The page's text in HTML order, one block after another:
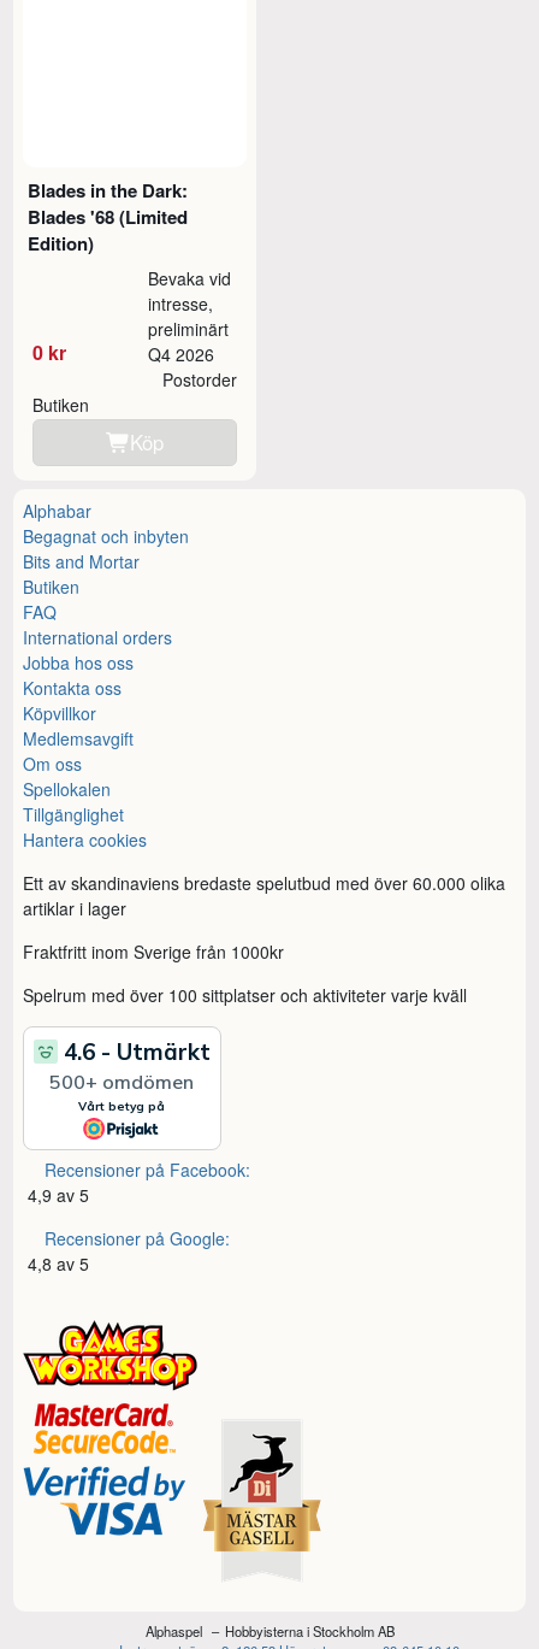
Blades in the Dark:
Blades '68 (Limited
Edition)
0 kr
Bevaka vid
intresse,
preliminärt
Q4 2026
Butiken
Postorder
Köp
Alphabar
Begagnat och inbyten
Bits and Mortar
Butiken
FAQ
International orders
Jobba hos oss
Kontakta oss
Köpvillkor
Medlemsavgift
Om oss
Spellokalen
Tillgänglighet
Hantera cookies
Ett av skandinaviens bredaste spelutbud med över 60.000 olika
artiklar i lager
Fraktfritt inom Sverige från 1000kr
Spelrum med över 100 sittplatser och aktiviteter varje kväll
Recensioner på Facebook:
4,9 av 5
Recensioner på Google:
4,8 av 5
Alphaspel
Hobbyisterna i Stockholm AB